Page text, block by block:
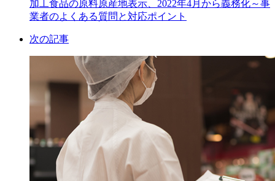
加工食品の原料原産地表示、2022年4月から義務化～事
業者のよくある質問と対応ポイント
次の記事